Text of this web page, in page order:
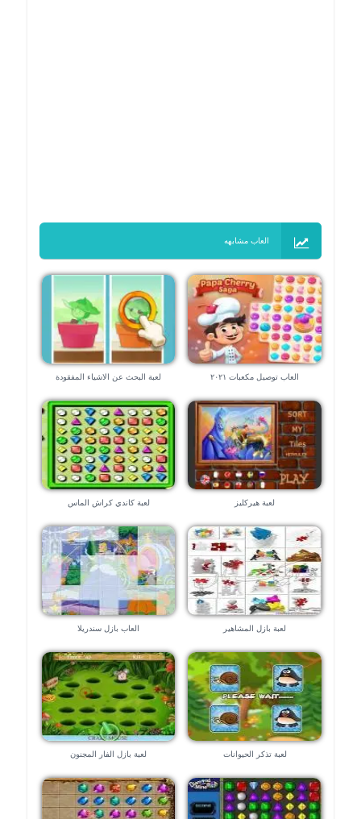
العاب مشابهه
العاب توصيل مكعبات ٢٠٢١ لعبة البحث عن الاشياء المفقودة
لعبة هيركليز لعبة كاندي كراش الماس
لعبة بازل المشاهير العاب بازل سندريلا
لعبة تذكر الحيوانات لعبة بازل الفار المجنون